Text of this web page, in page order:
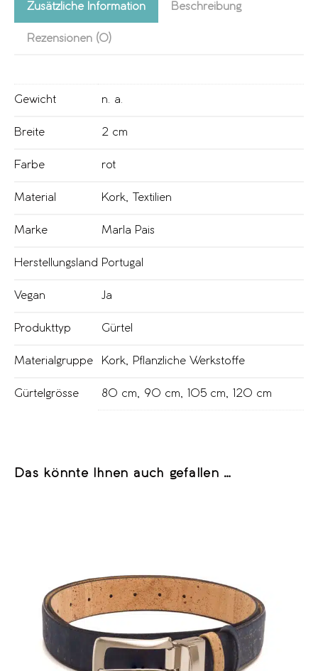
Zusätzliche Information Beschreibung
Rezensionen (0)
Gewicht n. a.
Breite 2 cm
Farbe rot
Material Kork Textilien
Marke Marla Pais
Herstellungsland Portugal
Vegan Ja
Produkttyp Gürtel
Materialgruppe Kork Pflanzliche Werkstoffe
Gürtelgrösse 80 cm 90 cm 105 cm 120 cm
Das könnte Ihnen auch gefallen …